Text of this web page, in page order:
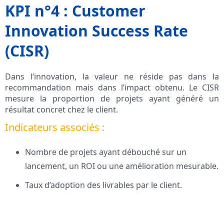
KPI n°4 : Customer
Innovation Success Rate
(CISR)
Dans l’innovation, la valeur ne réside pas dans la
recommandation mais dans l’impact obtenu. Le CISR
mesure la proportion de projets ayant généré un
résultat concret chez le client.
Indicateurs associés :
Nombre de projets ayant débouché sur un
lancement, un ROI ou une amélioration mesurable.
Taux d’adoption des livrables par le client.